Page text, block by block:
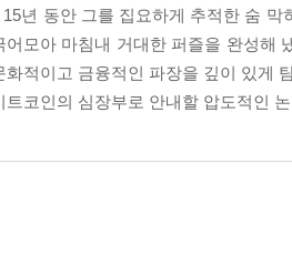
년 동안 그를 집요하게 추적한 숨
모아 마침내 거대한 퍼즐을 완성해
적이고 금융적인 파장을 깊이 있게
코인의 심장부로 안내할 압도적인